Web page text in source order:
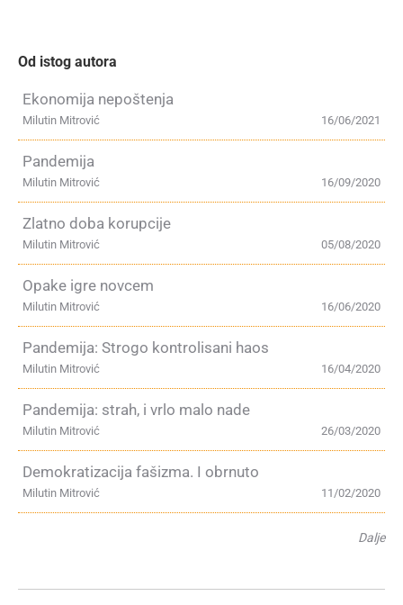
Od istog autora
Ekonomija nepoštenja
16/06/2021
Milutin Mitrović
Pandemija
16/09/2020
Milutin Mitrović
Zlatno doba korupcije
05/08/2020
Milutin Mitrović
Opake igre novcem
16/06/2020
Milutin Mitrović
Pandemija: Strogo kontrolisani haos
16/04/2020
Milutin Mitrović
Pandemija: strah, i vrlo malo nade
26/03/2020
Milutin Mitrović
Demokratizacija fašizma. I obrnuto
11/02/2020
Milutin Mitrović
Dalje